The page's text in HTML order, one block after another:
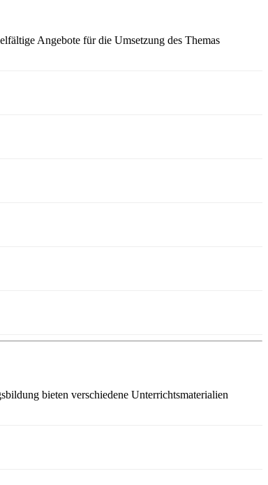
Angebote für die Umsetzung des Themas
bieten verschiedene Unterrichtsmaterialien